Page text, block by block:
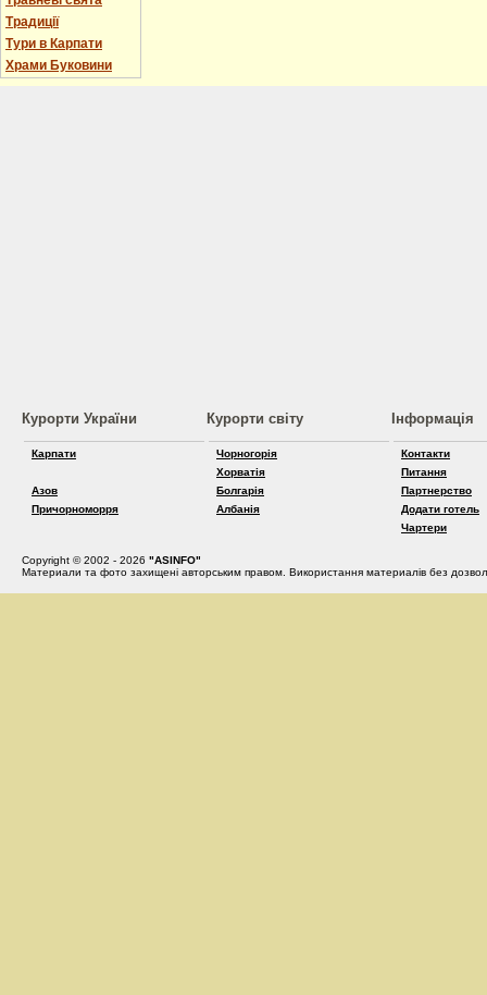
Традиції
Тури в Карпати
Храми Буковини
Курорти України
Карпати
Азов
Причорноморря
Курорти світу
Чорногорія
Хорватія
Болгарія
Албанія
Інформація
Контакти
Питання
Партнерство
Додати готель
Чартери
Copyright © 2002 - 2026 "ASINFO"
Материали та фото захищені авторським правом. Використання материалів без